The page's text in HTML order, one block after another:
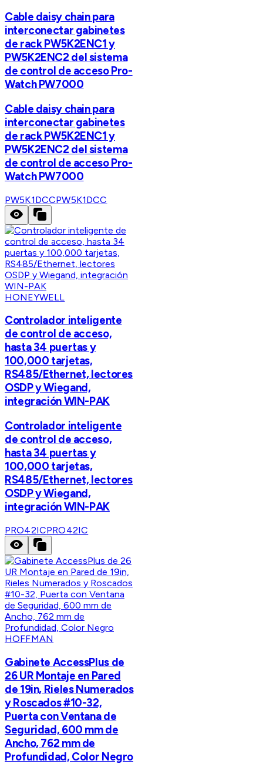
Cable daisy chain para
interconectar gabinetes
de rack PW5K2ENC1 y
PW5K2ENC2 del sistema
de control de acceso Pro-
Watch PW7000
Cable daisy chain para
interconectar gabinetes
de rack PW5K2ENC1 y
PW5K2ENC2 del sistema
de control de acceso Pro-
Watch PW7000
PW5K1DCCPW5K1DCC
HONEYWELL
Controlador inteligente
de control de acceso,
hasta 34 puertas y
100,000 tarjetas,
RS485/Ethernet, lectores
OSDP y Wiegand,
integración WIN-PAK
Controlador inteligente
de control de acceso,
hasta 34 puertas y
100,000 tarjetas,
RS485/Ethernet, lectores
OSDP y Wiegand,
integración WIN-PAK
PRO42ICPRO42IC
HOFFMAN
Gabinete AccessPlus de
26 UR Montaje en Pared
de 19in, Rieles Numerados
y Roscados #10-32,
Puerta con Ventana de
Seguridad, 600 mm de
Ancho, 762 mm de
Profundidad, Color Negro